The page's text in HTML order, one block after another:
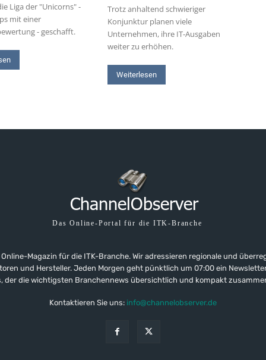
Liga der "Unicorns" -
mit einer
- geschafft.
Trotz anhaltend schwieriger
Konjunktur planen viele
Unternehmen, ihre IT-Ausgaben
weiter zu erhöhen.
Weiterlesen
Das Online-Portal für die ITK-Branche
Magazin für die ITK-Branche. Wir adressieren regionale und
und Hersteller. Jeden Morgen geht pünktlich um 07:00 ein
der die wichtigsten Branchennews übersichtlich und kompakt
Kontaktieren Sie uns: info@channelobserver.de